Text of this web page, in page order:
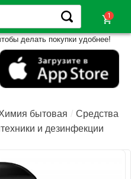
shopping_cart
делать покупки удобнее!
бытовая
Средства
и дезинфекции